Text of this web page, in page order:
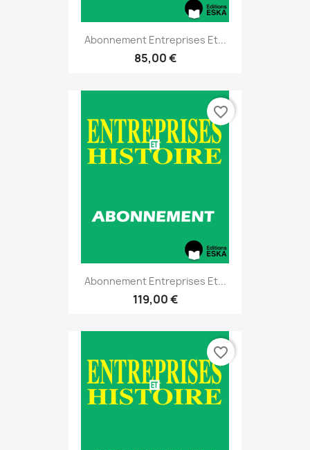
Abonnement Entreprises Et...
85,00 €
Abonnement Entreprises Et...
119,00 €
favorite_border
favorite_border